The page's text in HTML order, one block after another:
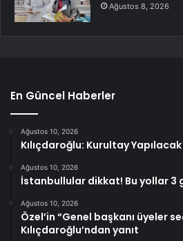
Ağustos 8, 2026
En Güncel Haberler
Ağustos 10, 2026
Kılıçdaroğlu: Kurultay Yapılacak
Ağustos 10, 2026
İstanbullular dikkat! Bu yollar 3
Ağustos 10, 2026
Özel’in “Genel başkanı üyeler
Kılıçdaroğlu’ndan yanıt